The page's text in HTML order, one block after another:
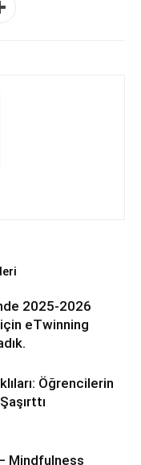
2025-2026
eTwinning
Öğrencilerin
Mindfulness